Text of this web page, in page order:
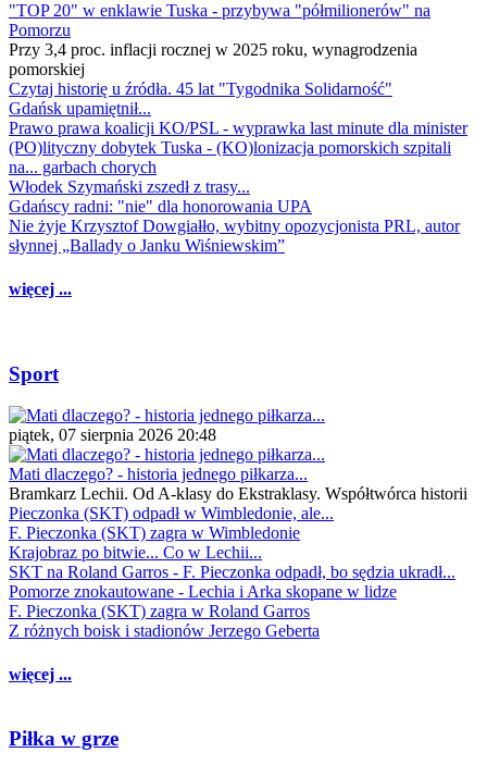
"TOP 20" w enklawie Tuska - przybywa "półmilionerów" na
Pomorzu
Przy 3,4 proc. inflacji rocznej w 2025 roku, wynagrodzenia
pomorskiej
Czytaj historię u źródła. 45 lat "Tygodnika Solidarność"
Gdańsk upamiętnił...
Prawo prawa koalicji KO/PSL - wyprawka last minute dla minister
(PO)lityczny dobytek Tuska - (KO)lonizacja pomorskich szpitali
na... garbach chorych
Włodek Szymański zszedł z trasy...
Gdańscy radni: "nie" dla honorowania UPA
Nie żyje Krzysztof Dowgiałło, wybitny opozycjonista PRL, autor
słynnej „Ballady o Janku Wiśniewskim”
więcej ...
Sport
piątek, 07 sierpnia 2026 20:48
Mati dlaczego? - historia jednego piłkarza...
Bramkarz Lechii. Od A-klasy do Ekstraklasy. Współtwórca historii
Pieczonka (SKT) odpadł w Wimbledonie, ale...
F. Pieczonka (SKT) zagra w Wimbledonie
Krajobraz po bitwie... Co w Lechii...
SKT na Roland Garros - F. Pieczonka odpadł, bo sędzia ukradł...
Pomorze znokautowane - Lechia i Arka skopane w lidze
F. Pieczonka (SKT) zagra w Roland Garros
Z różnych boisk i stadionów Jerzego Geberta
więcej ...
Piłka w grze